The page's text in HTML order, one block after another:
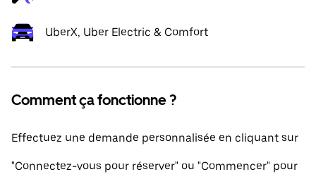
UberX, Uber Electric & Comfort
Comment ça fonctionne ?
Effectuez une demande personnalisée en cliquant sur
"Connectez-vous pour réserver" ou "Commencer" pour